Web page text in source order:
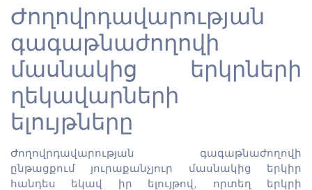
Ժողովրդավարության
գագաթնաժողովի
մասնակից երկրների
ղեկավարների
ելույթները
Ժողովրդավարության գագաթնաժողովի
ընթացքում յուրաքանչյուր մասնակից երկիր
հանդես եկավ իր ելույթով, որտեղ երկրի